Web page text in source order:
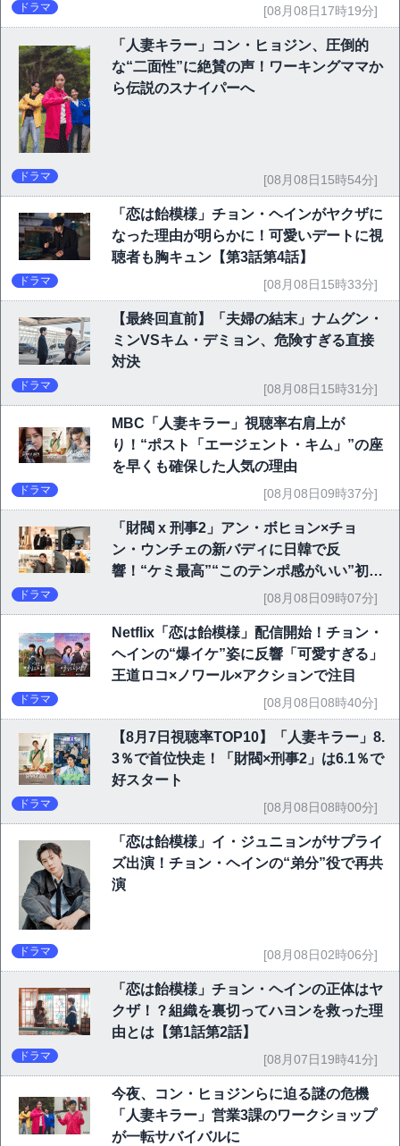
ドラマ [08月08日17時19分]
「人妻キラー」コン・ヒョジン、圧倒的
な“二面性”に絶賛の声！ワーキングママか
ら伝説のスナイパーへ
ドラマ [08月08日15時54分]
「恋は飴模様」チョン・ヘインがヤクザに
なった理由が明らかに！可愛いデートに視
聴者も胸キュン【第3話第4話】
ドラマ [08月08日15時33分]
【最終回直前】「夫婦の結末」ナムグン・
ミンVSキム・デミョン、危険すぎる直接
対決
ドラマ [08月08日15時31分]
MBC「人妻キラー」視聴率右肩上が
り！“ポスト「エージェント・キム」”の座
を早くも確保した人気の理由
ドラマ [08月08日09時37分]
「財閥 x 刑事2」アン・ボヒョン×チョ
ン・ウンチェの新バディに日韓で反
響！“ケミ最高”“このテンポ感がいい”初回
ドラマ [08月08日09時07分]
Netflix「恋は飴模様」配信開始！チョン・
ヘインの“爆イケ”姿に反響「可愛すぎる」
王道ロコ×ノワール×アクションで注目
ドラマ [08月08日08時40分]
【8月7日視聴率TOP10】「人妻キラー」8.
3％で首位快走！「財閥×刑事2」は6.1％で
好スタート
ドラマ [08月08日08時00分]
「恋は飴模様」イ・ジュニョンがサプライ
ズ出演！チョン・ヘインの“弟分”役で再共
演
ドラマ [08月08日02時06分]
「恋は飴模様」チョン・ヘインの正体はヤ
クザ！？組織を裏切ってハヨンを救った理
由とは【第1話第2話】
ドラマ [08月07日19時41分]
今夜、コン・ヒョジンらに迫る謎の危機
「人妻キラー」営業3課のワークショップ
が一転サバイバルに